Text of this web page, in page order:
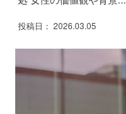
投稿日： 2026.03.05